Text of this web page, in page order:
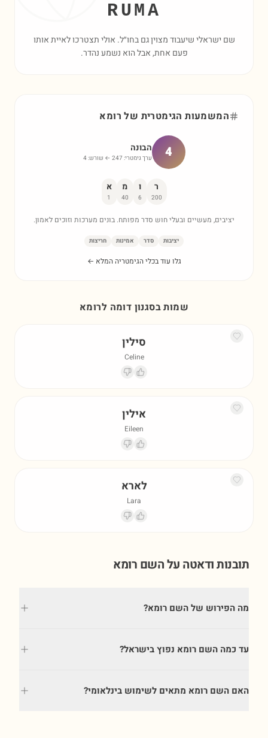
RUMA
שם ישראלי שיעבוד מצוין גם בחו״ל. אולי תצטרכו לאיית אותו
פעם אחת, אבל הוא נשמע נהדר.
המשמעות הגימטרית של רומא
4 הבונה
ערך גימטרי: 247 ← שורש: 4
ר
200
ו
6
מ
40
א
1
יציבים, מעשיים ובעלי חוש סדר מפותח. בונים מערכות וזוכים לאמון.
יציבות סדר אמינות חריצות
גלו עוד בכלי הגימטריה המלא ←
שמות בסגנון דומה לרומא
סילין
Celine
אילין
Eileen
לארא
Lara
תובנות ודאטה על השם רומא
מה הפירוש של השם רומא?
עד כמה השם רומא נפוץ בישראל?
האם השם רומא מתאים לשימוש בינלאומי?